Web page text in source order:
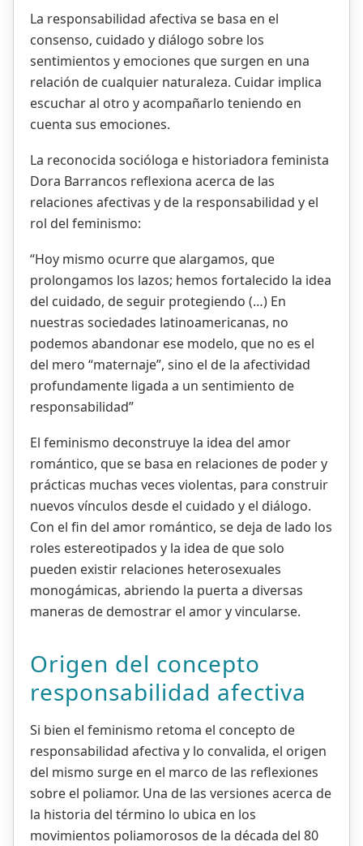
La responsabilidad afectiva se basa en el
consenso, cuidado y diálogo sobre los
sentimientos y emociones que surgen en una
relación de cualquier naturaleza. Cuidar implica
escuchar al otro y acompañarlo teniendo en
cuenta sus emociones.
La reconocida socióloga e historiadora feminista
Dora Barrancos reflexiona acerca de las
relaciones afectivas y de la responsabilidad y el
rol del feminismo:
“Hoy mismo ocurre que alargamos, que
prolongamos los lazos; hemos fortalecido la idea
del cuidado, de seguir protegiendo (…) En
nuestras sociedades latinoamericanas, no
podemos abandonar ese modelo, que no es el
del mero “maternaje”, sino el de la afectividad
profundamente ligada a un sentimiento de
responsabilidad”
El feminismo deconstruye la idea del amor
romántico, que se basa en relaciones de poder y
prácticas muchas veces violentas, para construir
nuevos vínculos desde el cuidado y el diálogo.
Con el fin del amor romántico, se deja de lado los
roles estereotipados y la idea de que solo
pueden existir relaciones heterosexuales
monogámicas, abriendo la puerta a diversas
maneras de demostrar el amor y vincularse.
Origen del concepto
responsabilidad afectiva
Si bien el feminismo retoma el concepto de
responsabilidad afectiva y lo convalida, el origen
del mismo surge en el marco de las reflexiones
sobre el poliamor. Una de las versiones acerca de
la historia del término lo ubica en los
movimientos poliamorosos de la década del 80